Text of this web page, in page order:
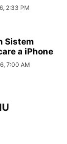
2:33 PM
Sistem
a iPhone
7:00 AM